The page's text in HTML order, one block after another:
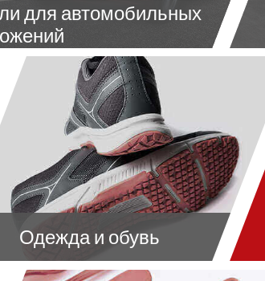
для автомобильных
Одежда и обувь